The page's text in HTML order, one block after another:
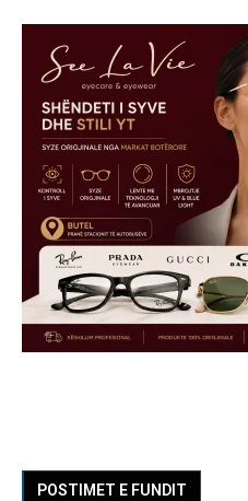
POSTIMET E FUNDIT